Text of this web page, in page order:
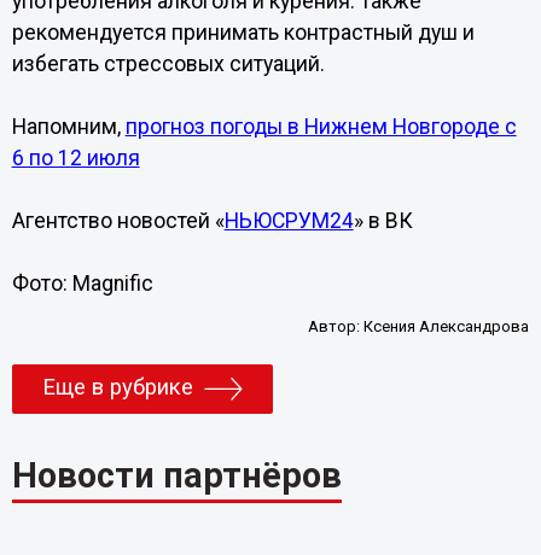
рекомендуется принимать контрастный душ и
избегать стрессовых ситуаций.
Напомним, прогноз погоды в Нижнем Новгороде с
6 по 12 июля
Агентство новостей «НЬЮСРУМ24» в ВК
Фото: Magnific
Автор:Ксения Александрова
Еще в рубрике
Новости партнёров